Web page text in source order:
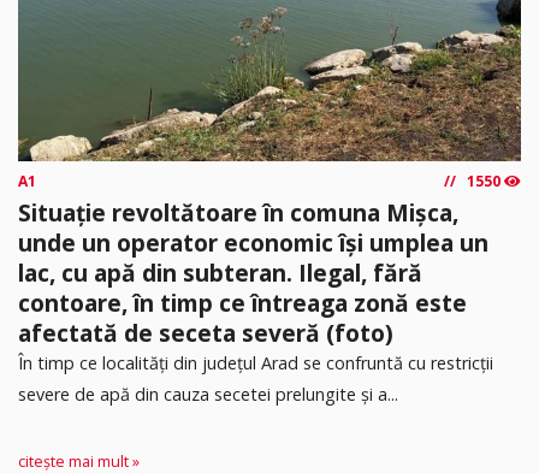
A1 1550
Situație revoltătoare în comuna Mișca,
unde un operator economic își umplea un
lac, cu apă din subteran. Ilegal, fără
contoare, în timp ce întreaga zonă este
afectată de seceta severă (foto)
În timp ce localități din județul Arad se confruntă cu restricții
severe de apă din cauza secetei prelungite și a...
citește mai mult »